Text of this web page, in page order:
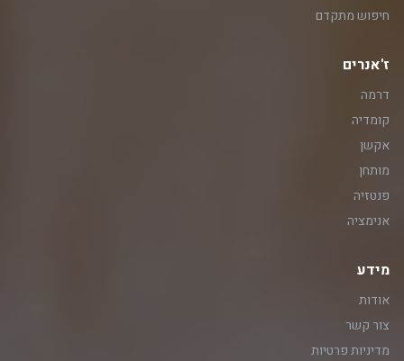
חיפוש מתקדם
ז'אנרים
דרמה
קומדיה
אקשן
מותחן
פנטזיה
אנימציה
מידע
אודות
צור קשר
מדיניות פרטיות